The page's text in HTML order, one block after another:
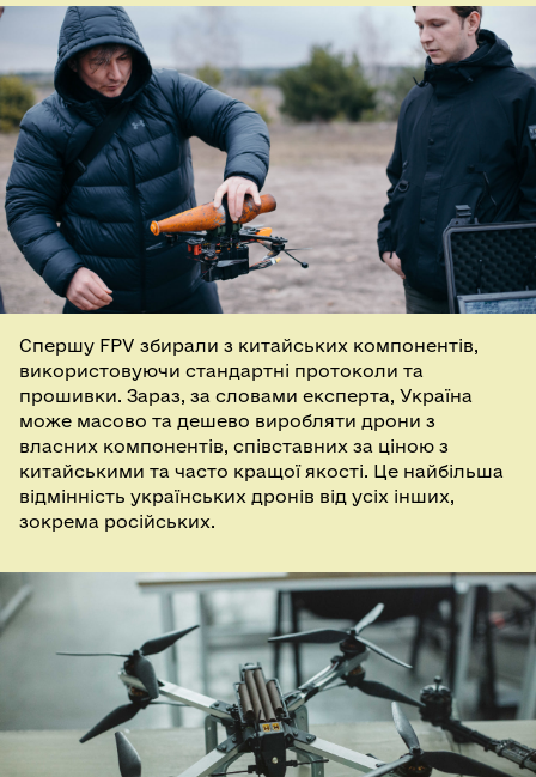
Спершу FPV збирали з китайських компонентів,
використовуючи стандартні протоколи та
прошивки. Зараз, за словами експерта, Україна
може масово та дешево виробляти дрони з
власних компонентів, співставних за ціною з
китайськими та часто кращої якості. Це найбільша
відмінність українських дронів від усіх інших,
зокрема російських.